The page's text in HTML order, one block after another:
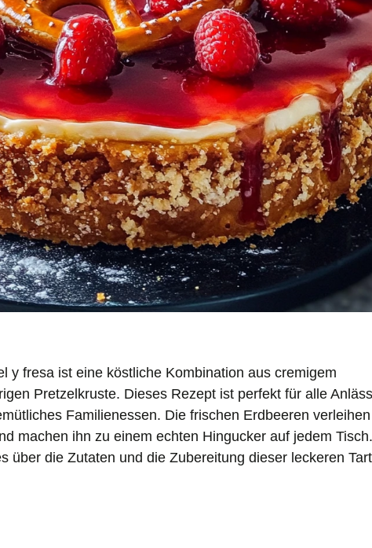
y fresa ist eine köstliche Kombination aus cremigem
Pretzelkruste. Dieses Rezept ist perfekt für alle
Familienessen. Die frischen Erdbeeren
machen ihn zu einem echten Hingucker auf jedem
über die Zutaten und die Zubereitung dieser leckeren